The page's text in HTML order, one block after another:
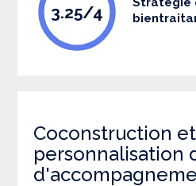
3.25/4
Coconstruction et
personnalisation